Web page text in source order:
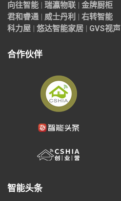
向往智能
瑞瀛物联
金牌厨柜
君和睿通
威士丹利
右转智能
科力屋
悠达智能家居 GVS视声
合作伙伴
智能头条